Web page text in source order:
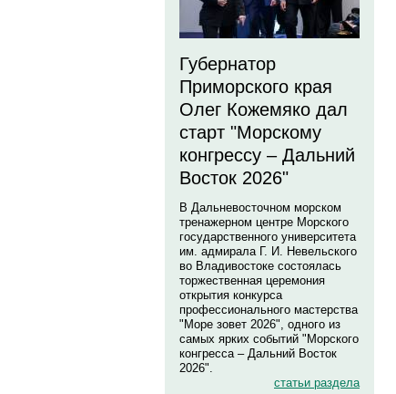
Губернатор
Приморского края
Олег Кожемяко дал
старт "Морскому
конгрессу – Дальний
Восток 2026"
В Дальневосточном морском
тренажерном центре Морского
государственного университета
им. адмирала Г. И. Невельского
во Владивостоке состоялась
торжественная церемония
открытия конкурса
профессионального мастерства
"Море зовет 2026", одного из
самых ярких событий "Морского
конгресса – Дальний Восток
2026".
статьи раздела